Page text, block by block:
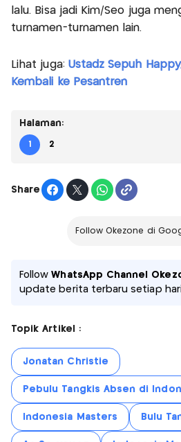
lalu. Bisa jadi Kim/Seo juga
turnamen-turnamen lain.
Lihat juga: Ustadz Sepuh
Kembali ke Pesantren
Halaman:
1 2
Share
Follow Okezone di
FollowWhatsApp Channel
update berita terbaru setiap hari
Topik Artikel :
Jonatan Christie
Pebulu Tangkis Absen di
Indonesia Masters Bulu